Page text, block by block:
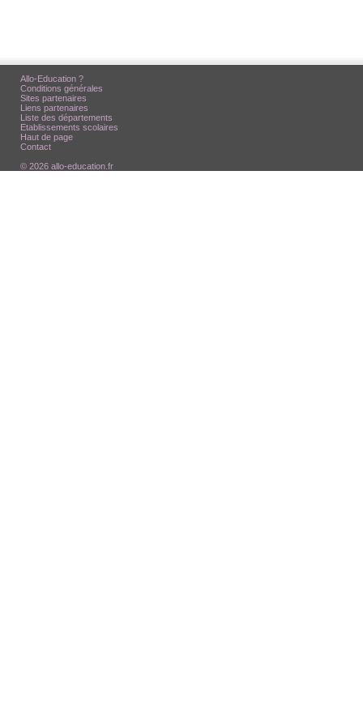
Allo-Education ?
Conditions générales
Sites partenaires
Liens partenaires
Liste des départements
Etablissements scolaires
Haut de page
Contact
© 2026 allo-education.fr